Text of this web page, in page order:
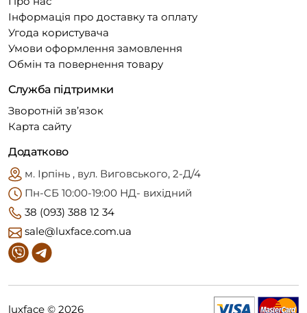
Інформація про доставку та оплату
Угода користувача
Умови оформлення замовлення
Обмін та повернення товару
Служба підтримки
Зворотній зв’язок
Карта сайту
Додатково
м. Ірпінь , вул. Виговського, 2-Д/4
Пн-CБ 10:00-19:00 НД- вихідний
38 (093) 388 12 34
sale@luxface.com.ua
luxface © 2026